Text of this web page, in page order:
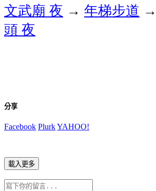
文武廟 夜 → 年梯步道 →
頭 夜
分享
Facebook PlurkYAHOO!
載入更多